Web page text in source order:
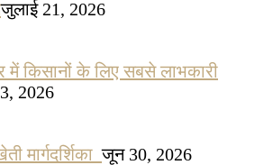
जुलाई 21, 2026
में किसानों के लिए सबसे लाभकारी
2026
मार्गदर्शिकाजून 30, 2026